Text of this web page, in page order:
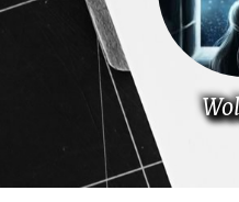
COMUNIDADE